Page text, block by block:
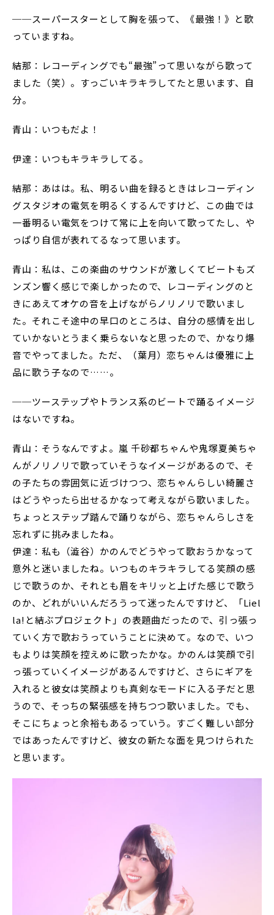
──スーパースターとして胸を張って、《最強！》と歌
っていますね。
結那：レコーディングでも“最強”って思いながら歌って
ました（笑）。すっごいキラキラしてたと思います、自
分。
青山：いつもだよ！
伊達：いつもキラキラしてる。
結那：あはは。私、明るい曲を録るときはレコーディン
グスタジオの電気を明るくするんですけど、この曲では
一番明るい電気をつけて常に上を向いて歌ってたし、や
っぱり自信が表れてるなって思います。
青山：私は、この楽曲のサウンドが激しくてビートもズ
ンズン響く感じで楽しかったので、レコーディングのと
きにあえてオケの音を上げながらノリノリで歌いまし
た。それこそ途中の早口のところは、自分の感情を出し
ていかないとうまく乗らないなと思ったので、かなり爆
音でやってました。ただ、（葉月）恋ちゃんは優雅に上
品に歌う子なので……。
──ツーステップやトランス系のビートで踊るイメージ
はないですね。
青山：そうなんですよ。嵐 千砂都ちゃんや鬼塚夏美ちゃ
んがノリノリで歌っていそうなイメージがあるので、そ
の子たちの雰囲気に近づけつつ、恋ちゃんらしい綺麗さ
はどうやったら出せるかなって考えながら歌いました。
ちょっとステップ踏んで踊りながら、恋ちゃんらしさを
忘れずに挑みましたね。
伊達：私も（澁谷）かのんでどうやって歌おうかなって
意外と迷いましたね。いつものキラキラしてる笑顔の感
じで歌うのか、それとも眉をキリッと上げた感じで歌う
のか、どれがいいんだろうって迷ったんですけど、「Liel
la!と結ぶプロジェクト」の表題曲だったので、引っ張っ
ていく方で歌おうっていうことに決めて。なので、いつ
もよりは笑顔を控えめに歌ったかな。かのんは笑顔で引
っ張っていくイメージがあるんですけど、さらにギアを
入れると彼女は笑顔よりも真剣なモードに入る子だと思
うので、そっちの緊張感を持ちつつ歌いました。でも、
そこにちょっと余裕もあるっていう。すごく難しい部分
ではあったんですけど、彼女の新たな面を見つけられた
と思います。